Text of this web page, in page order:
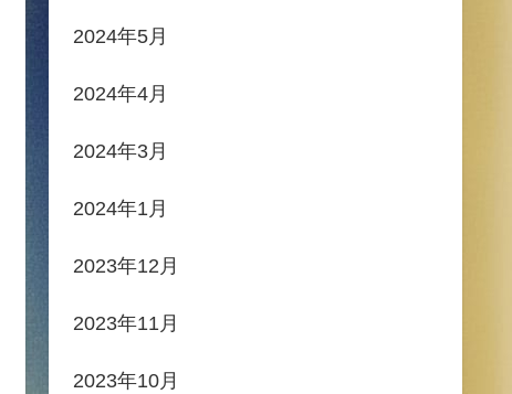
2024年5月
2024年4月
2024年3月
2024年1月
2023年12月
2023年11月
2023年10月